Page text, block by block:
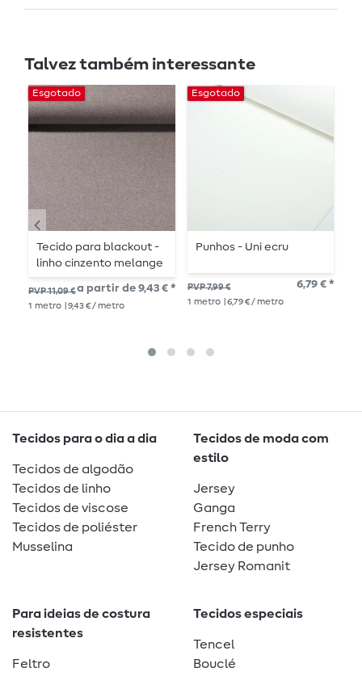
Talvez também interessante
Esgotado
Tecido para blackout -
linho cinzento melange
PVP 11,09 €a partir de 9,43 € *
1 metro | 9,43 € / metro
Esgotado
Punhos - Uni ecru
PVP 7,99 € 6,79 € *
1 metro | 6,79 € / metro
Tecidos para o dia a dia
Tecidos de algodão
Tecidos de linho
Tecidos de viscose
Tecidos de poliéster
Musselina
Tecidos de moda com
estilo
Jersey
Ganga
French Terry
Tecido de punho
Jersey Romanit
Para ideias de costura
resistentes
Feltro
Tecidos especiais
Tencel
Bouclé